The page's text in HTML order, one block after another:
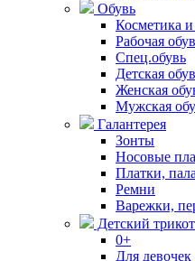
Обувь
Косметика
Рабочая
Спец.обувь
Детская
Женская
Мужская
Галантерея
Зонты
Носовые
Платки,
Ремни
Варежки,
Детский
0+
Для девочек